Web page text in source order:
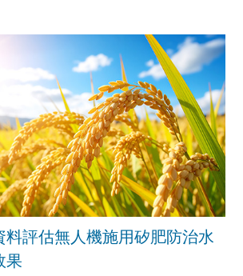
料評估無人機施用矽肥防治水
果